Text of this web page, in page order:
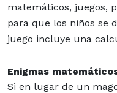
matemáticos, juegos,
para que los niños se
juego incluye una
Enigmas
Si en lugar de un